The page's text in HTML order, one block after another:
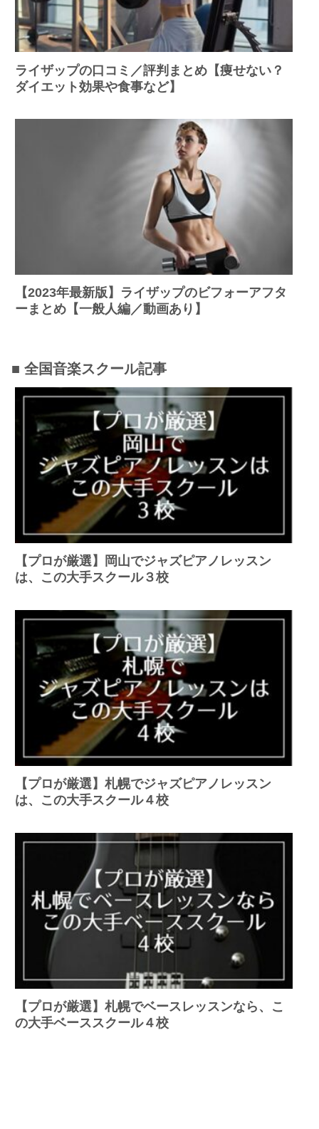
ライザップの口コミ／評判まとめ【痩せない？
ダイエット効果や食事など】
【2023年最新版】ライザップのビフォーアフタ
ーまとめ【一般人編／動画あり】
■ 全国音楽スクール記事
【プロが厳選】岡山でジャズピアノレッスン
は、この大手スクール３校
【プロが厳選】札幌でジャズピアノレッスン
は、この大手スクール４校
【プロが厳選】札幌でベースレッスンなら、こ
の大手ベーススクール４校